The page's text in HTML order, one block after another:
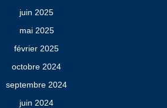
juin 2025
mai 2025
février 2025
octobre 2024
septembre 2024
juin 2024